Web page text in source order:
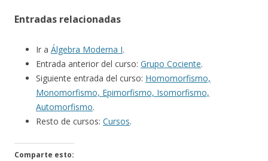
Entradas relacionadas
Ir a Álgebra Moderna I.
Entrada anterior del curso: Grupo Cociente.
Siguiente entrada del curso: Homomorfismo,
Monomorfismo, Epimorfismo, Isomorfismo,
Automorfismo.
Resto de cursos: Cursos.
Comparte esto: